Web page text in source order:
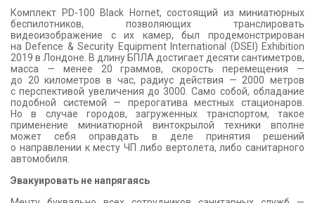
Комплект PD-100 Black Hornet, состоящий из миниатюрных
беспилотников, позволяющих транслировать
видеоизображение с их камер, был продемонстрирован
на Defence & Security Equipment International (DSEI) Exhibition
2019 в Лондоне. В длину БПЛА достигает десяти сантиметров,
масса — менее 20 граммов, скорость перемещения —
до 20 километров в час, радиус действия — 2000 метров
с перспективой увеличения до 3000. Само собой, обладание
подобной системой — прерогатива местных стационаров.
Но в случае городов, загруженных транспортом, такое
применение миниатюрной винтокрылой техники вполне
может себя оправдать в деле принятия решений
о направлении к месту ЧП либо вертолета, либо санитарного
автомобиля.
Эвакуировать не напрягаясь